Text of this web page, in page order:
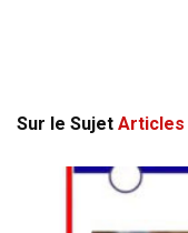
Sur le Sujet Articles